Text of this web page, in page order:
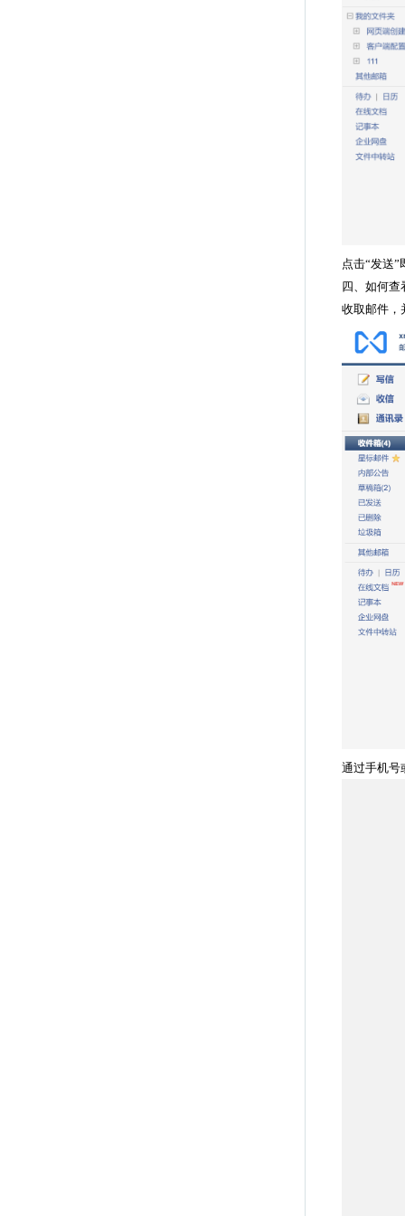
点击“发送”
四、如何查
收取邮件，
通过手机号